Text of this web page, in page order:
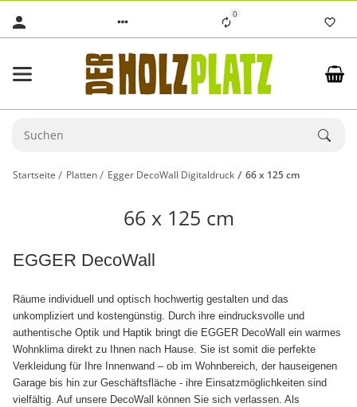
0
Startseite Platten Egger DecoWall Digitaldruck 66 x 125 cm
66 x 125 cm
EGGER DecoWall
Räume individuell und optisch hochwertig gestalten und das
unkompliziert und kostengünstig. Durch ihre eindrucksvolle und
authentische Optik und Haptik bringt die EGGER DecoWall ein warmes
Wohnklima direkt zu Ihnen nach Hause. Sie ist somit die perfekte
Verkleidung für Ihre Innenwand – ob im Wohnbereich, der hauseigenen
Garage bis hin zur Geschäftsfläche - ihre Einsatzmöglichkeiten sind
vielfältig. Auf unsere DecoWall können Sie sich verlassen. Als